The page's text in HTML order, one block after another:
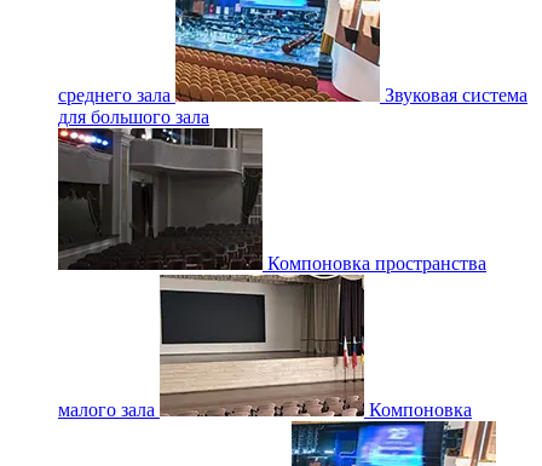
среднего зала
Звуковая система
для большого зала
Компоновка пространства
малого зала Компоновка